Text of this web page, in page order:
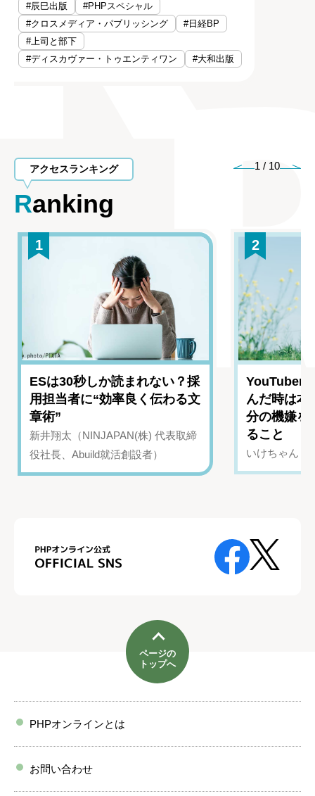
#辰巳出版
#PHPスペシャル
#クロスメディア・パブリッシング
#日経BP
#上司と部下
#ディスカヴァー・トゥエンティワン
#大和出版
アクセスランキング
Ranking
1 / 10
1
ESは30秒しか読まれない？採
用担当者に“効率良く伝わる文
章術”
新井翔太（NINJAPAN(株) 代表取締
役社長、Abuild就活創設者）
2
YouTuber
んだ時は
分の機嫌を
ること
いけちゃん（
ページの
トップへ
PHPオンラインとは
お問い合わせ